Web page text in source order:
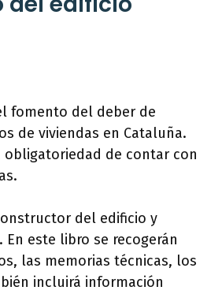
fomento del deber de
de viviendas en Cataluña.
obligatoriedad de contar con
del edificio y
este libro se recogerán
las memorias técnicas, los
incluirá información